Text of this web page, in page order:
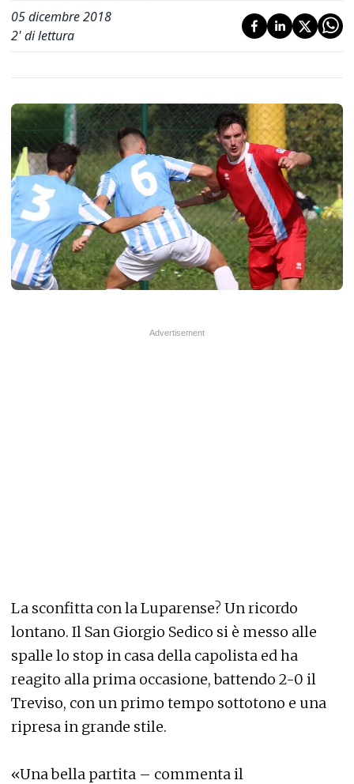
05 dicembre 2018
2' di lettura
La sconfitta con la Luparense? Un ricordo
lontano. Il San Giorgio Sedico si è messo alle
spalle lo stop in casa della capolista ed ha
reagito alla prima occasione, battendo 2-0 il
Treviso, con un primo tempo sottotono e una
ripresa in grande stile.
«Una bella partita – commenta il